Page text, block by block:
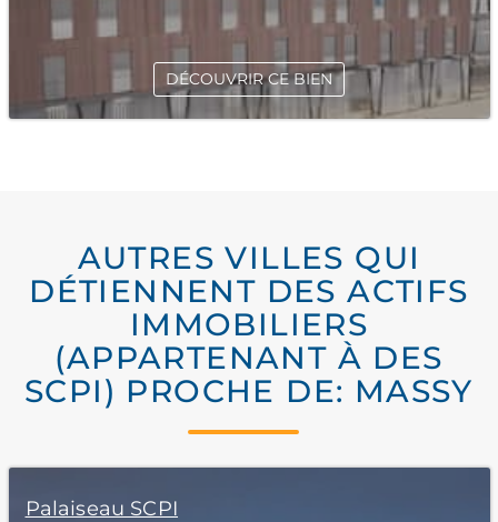
DÉCOUVRIR CE BIEN
AUTRES VILLES QUI
DÉTIENNENT DES ACTIFS
IMMOBILIERS
(APPARTENANT À DES
SCPI) PROCHE DE: MASSY
Palaiseau SCPI